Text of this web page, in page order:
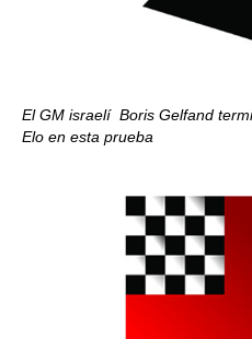
El GM israelí Boris Gelfand
Elo en esta prueba